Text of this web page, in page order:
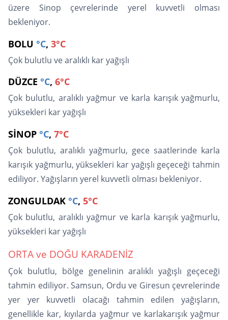
üzere Sinop çevrelerinde yerel kuvvetli olması
bekleniyor.
BOLU °C, 3°C
Çok bulutlu ve aralıklı kar yağışlı
DÜZCE °C, 6°C
Çok bulutlu, aralıklı yağmur ve karla karışık yağmurlu,
yüksekleri kar yağışlı
SİNOP °C, 7°C
Çok bulutlu, aralıklı yağmurlu, gece saatlerinde karla
karışık yağmurlu, yüksekleri kar yağışlı geçeceği tahmin
ediliyor. Yağışların yerel kuvvetli olması bekleniyor.
ZONGULDAK °C, 5°C
Çok bulutlu, aralıklı yağmur ve karla karışık yağmurlu,
yüksekleri kar yağışlı
ORTA ve DOĞU KARADENİZ
Çok bulutlu, bölge genelinin aralıklı yağışlı geçeceği
tahmin ediliyor. Samsun, Ordu ve Giresun çevrelerinde
yer yer kuvvetli olacağı tahmin edilen yağışların,
genellikle kar, kıyılarda yağmur ve karlakarışık yağmur